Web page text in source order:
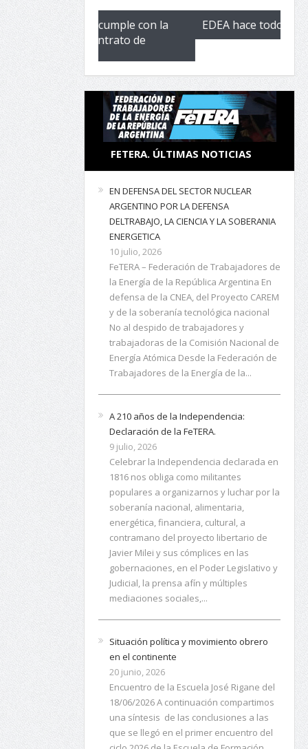
con la
de
EDEA hace todo al revés
FETERA. ÚLTIMAS NOTICIAS
EN DEFENSA DEL SECTOR NUCLEAR
10 julio, 2026
la Energía de la República Argentina En
defensa de la CNEA, del Proyecto CAREM
y de la soberanía tecnológica nacional
No al despido de trabajadores y
trabajadoras de la Comisión Nacional de
Energía Atómica Desde la Federación de
Trabajadores de la Energía de la...
A 210 años de la Independencia:
1816 nos obliga como militantes
populares a organizarnos y luchar por la
soberanía nacional, alimentaria,
energética, financiera, cultural, a
contramano del proyecto libertario de
Javier Milei y sus cómplices en las
gobernaciones, en el Poder Legislativo y
Judicial, la prensa afín y múltiples
mediaciones sociales,...
Situación política y movimiento obrero
20 junio, 2026
18/06/2026 A continuación compartimos
una síntesis de las conclusiones a las
que se llegó en el primer encuentro del
José Rigane, que tuvo como temática la